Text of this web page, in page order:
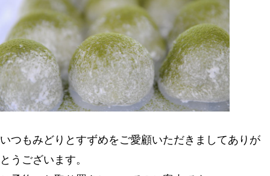
いつもみどりとすずめをご愛顧いただきましてありが
とうございます。